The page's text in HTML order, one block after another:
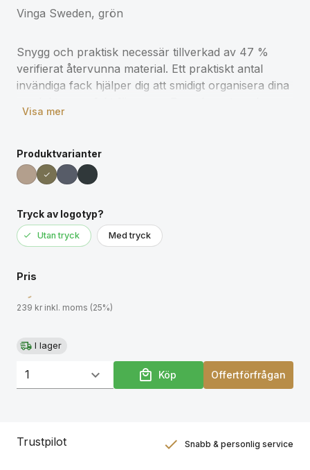
Vinga Sweden, grön
Snygg och praktisk necessär tillverkad av 47 %
verifierat återvunna material. Ett praktiskt antal
invändiga fack hjälper dig att smidigt organisera dina
mångsidiga designen passar enkelt i din större
resebehov. Tillverkad av GRS (Global Recycled
Standard) certifierade återvunna material. GRS
certifiering säkerställer en helt certifierad
Totalt återvunnet innehåll är baserat på total
Visa mer
Produktvarianter
Tryck av logotyp?
Utan tryck Med tryck
Pris
239 kr inkl. moms (25%)
I lager
Köp Offertförfrågan
Trustpilot Snabb & personlig service